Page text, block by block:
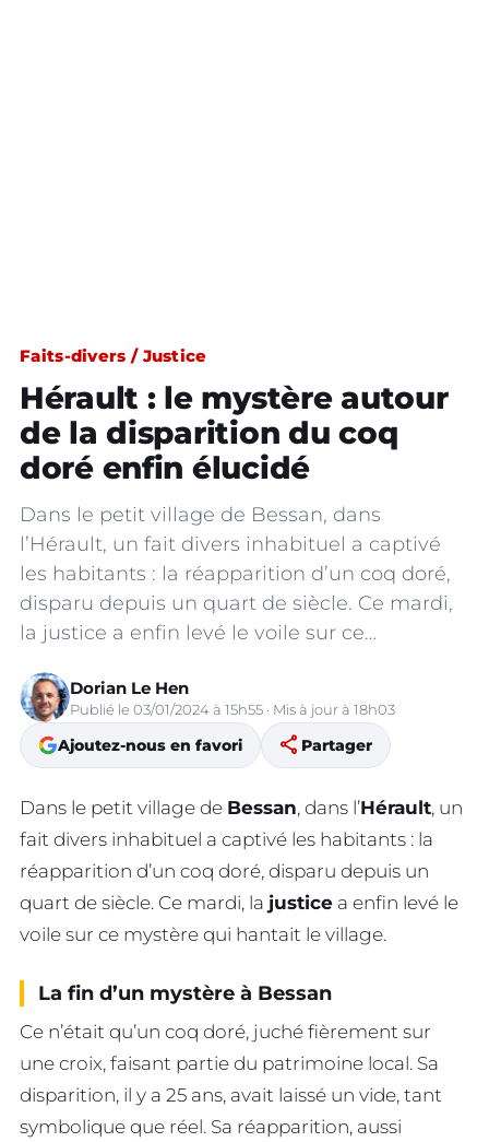
Faits-divers / Justice
Hérault : le mystère autour
de la disparition du coq
doré enfin élucidé
Dans le petit village de Bessan, dans
l’Hérault, un fait divers inhabituel a captivé
les habitants : la réapparition d’un coq doré,
disparu depuis un quart de siècle. Ce mardi,
la justice a enfin levé le voile sur ce…
Dorian Le Hen
Publié le 03/01/2024 à 15h55 · Mis à jour à 18h03
Ajoutez-nous en favori share Partager
Dans le petit village de Bessan, dans l’Hérault, un
fait divers inhabituel a captivé les habitants : la
réapparition d’un coq doré, disparu depuis un
quart de siècle. Ce mardi, la justice a enfin levé le
voile sur ce mystère qui hantait le village.
La fin d’un mystère à Bessan
Ce n’était qu’un coq doré, juché fièrement sur
une croix, faisant partie du patrimoine local. Sa
disparition, il y a 25 ans, avait laissé un vide, tant
symbolique que réel. Sa réapparition, aussi